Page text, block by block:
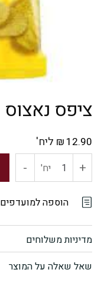
ציפס נאצוס
₪ 12.90 ליח'
+ כמות
נאצוס
יח' -
הוספה למועדפים
מדיניות משלוחים
שאל שאלה על המוצר